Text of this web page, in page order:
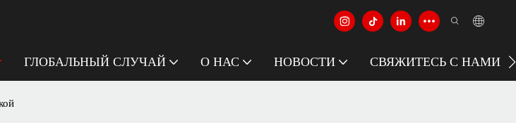
ГЛОБАЛЬНЫЙ СЛУЧАЙ О НАС НОВОСТИ СВЯЖИТЕСЬ С НАМИ